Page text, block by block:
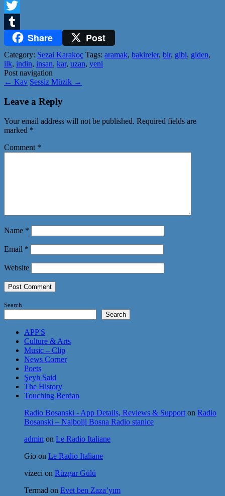
Facebook
Twitter
Tumblr Share Post
Category: Sezai Karakoç Tags: aramak, bakireler, bir, gibi, giden,
ilk, indin, insan, kar, uzan, yeni
Post navigation
← Kav Sessiz Müzik →
Leave a Reply
Your email address will not be published. Required fields are
marked *
Comment *
Name *
Email *
Website
Search
Search
APP'S
Culture & Arts
Music – Clip
News Corner
Poets
Şeyh Said
The History
Touching Berdan
Radio Bosanski - App Details, Reviews & Support on Radio
Bosanski – Najbolji Bosna Radio stanice
admin on Le Radio Italiane
Gio on Le Radio Italiane
vizeci on Rüzgar Gülü
Termad on Evet ben Zaza’yım